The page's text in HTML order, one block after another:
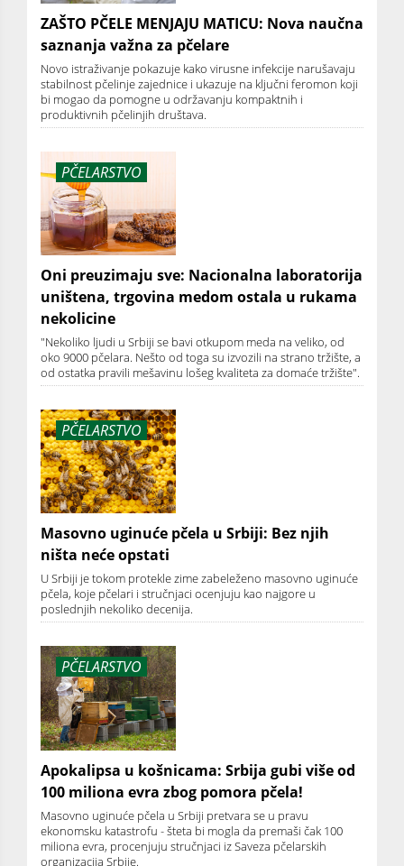
ZAŠTO PČELE MENJAJU MATICU: Nova naučna
saznanja važna za pčelare
Novo istraživanje pokazuje kako virusne infekcije narušavaju
stabilnost pčelinje zajednice i ukazuje na ključni feromon koji
bi mogao da pomogne u održavanju kompaktnih i
produktivnih pčelinjih društava.
PČELARSTVO
Oni preuzimaju sve: Nacionalna laboratorija
uništena, trgovina medom ostala u rukama
nekolicine
"Nekoliko ljudi u Srbiji se bavi otkupom meda na veliko, od
oko 9000 pčelara. Nešto od toga su izvozili na strano tržište, a
od ostatka pravili mešavinu lošeg kvaliteta za domaće tržište".
PČELARSTVO
Masovno uginuće pčela u Srbiji: Bez njih
ništa neće opstati
U Srbiji je tokom protekle zime zabeleženo masovno uginuće
pčela, koje pčelari i stručnjaci ocenjuju kao najgore u
poslednjih nekoliko decenija.
PČELARSTVO
Apokalipsa u košnicama: Srbija gubi više od
100 miliona evra zbog pomora pčela!
Masovno uginuće pčela u Srbiji pretvara se u pravu
ekonomsku katastrofu - šteta bi mogla da premaši čak 100
miliona evra, procenjuju stručnjaci iz Saveza pčelarskih
organizacija Srbije.